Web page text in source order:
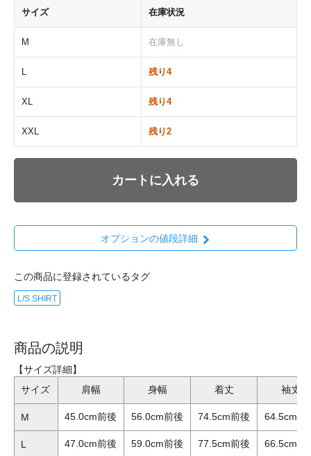
サイズ 在庫状況
M 在庫無し
残り4
XL 残り4
XXL 残り2
カートに入れる
オプションの値段詳細
この商品に登録されているタグ
L/S SHIRT
商品の説明
【サイズ詳細】
サイズ
肩幅 身幅 着丈 袖丈
M 45.0cm前後 56.0cm前後 74.5cm前後 64.5cm前
L 47.0cm前後 59.0cm前後 77.5cm前後 66.5cm前